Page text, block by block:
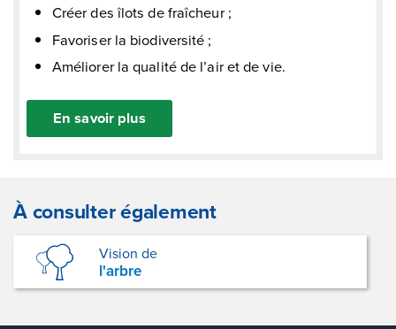
Créer des îlots de fraîcheur ;
Favoriser la biodiversité ;
Améliorer la qualité de l’air et de vie.
En savoir plus
À consulter également
Vision de
l'arbre